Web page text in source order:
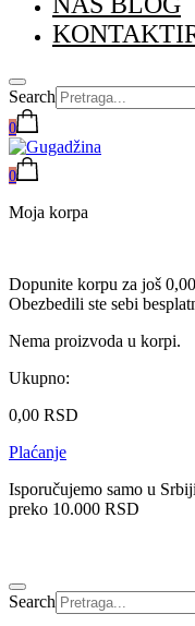
Search
0
0
Moja korpa
Dopunite korpu za još 0,00
Obezbedili ste sebi
Nema proizvoda u korpi.
Ukupno:
0,00 RSD
Plaćanje
Isporučujemo samo u
preko 10.000 RSD
Search